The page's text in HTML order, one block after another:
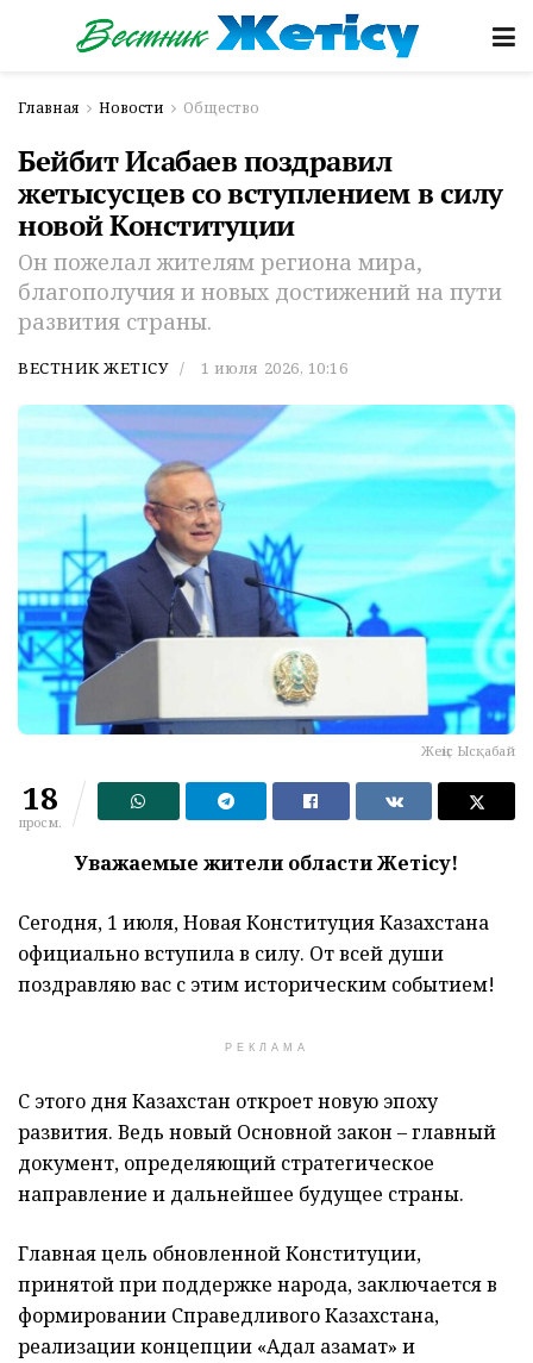
Главная Новости Общество
Бейбит Исабаев поздравил
жетысусцев со вступлением в силу
новой Конституции
Он пожелал жителям региона мира,
благополучия и новых достижений на пути
развития страны.
ВЕСТНИК ЖЕТІСУ 1 июля 2026, 10:16
Жеңіс Ысқабай
18
просм.
Уважаемые жители области Жетісу!
Сегодня, 1 июля, Новая Конституция Казахстана
официально вступила в силу. От всей души
поздравляю вас с этим историческим событием!
РЕКЛАМА
С этого дня Казахстан откроет новую эпоху
развития. Ведь новый Основной закон – главный
документ, определяющий стратегическое
направление и дальнейшее будущее страны.
Главная цель обновленной Конституции,
принятой при поддержке народа, заключается в
формировании Справедливого Казахстана,
реализации концепции «Адал азамат» и